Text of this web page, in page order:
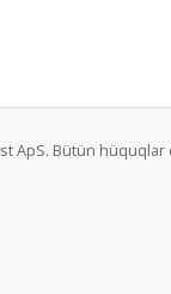
ApS. Bütün